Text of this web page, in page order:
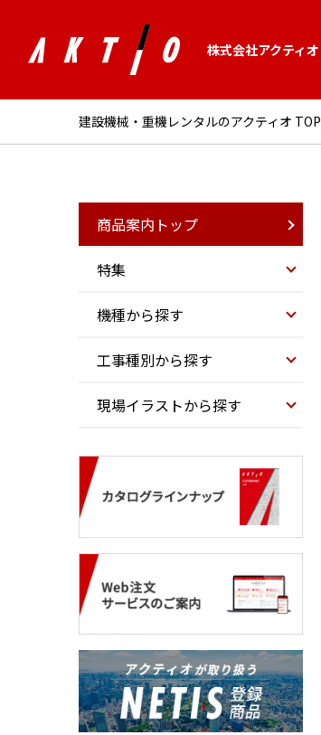
株式会社アクティオ
建設機械・重機レンタルのアクティオ TOP
商品案内トップ
特集
機種から探す
工事種別から探す
現場イラストから探す